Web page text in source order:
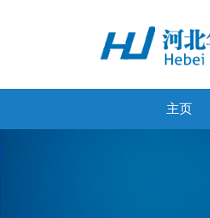
主页